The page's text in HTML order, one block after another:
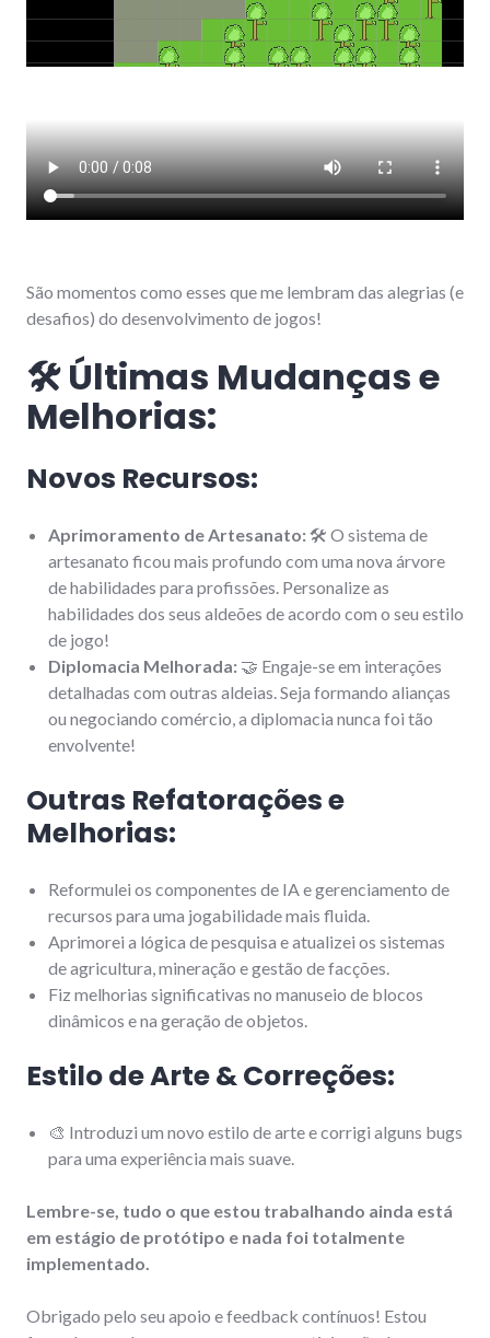
São momentos como esses que me lembram das alegrias (e
desafios) do desenvolvimento de jogos!
🛠️ Últimas Mudanças e
Melhorias:
Novos Recursos:
Aprimoramento de Artesanato:🛠️ O sistema de
artesanato ficou mais profundo com uma nova árvore
de habilidades para profissões. Personalize as
habilidades dos seus aldeões de acordo com o seu estilo
de jogo!
Diplomacia Melhorada: 🤝 Engaje-se em interações
detalhadas com outras aldeias. Seja formando alianças
ou negociando comércio, a diplomacia nunca foi tão
envolvente!
Outras Refatorações e
Melhorias:
Reformulei os componentes de IA e gerenciamento de
recursos para uma jogabilidade mais fluida.
Aprimorei a lógica de pesquisa e atualizei os sistemas
de agricultura, mineração e gestão de facções.
Fiz melhorias significativas no manuseio de blocos
dinâmicos e na geração de objetos.
Estilo de Arte & Correções:
🎨 Introduzi um novo estilo de arte e corrigi alguns bugs
para uma experiência mais suave.
Lembre-se, tudo o que estou trabalhando ainda está
em estágio de protótipo e nada foi totalmente
implementado.
Obrigado pelo seu apoio e feedback contínuos! Estou